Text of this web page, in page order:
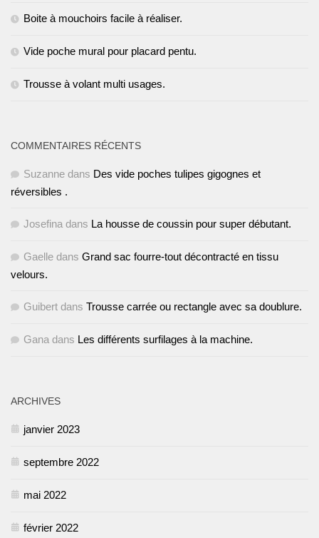
Boite à mouchoirs facile à réaliser.
Vide poche mural pour placard pentu.
Trousse à volant multi usages.
COMMENTAIRES RÉCENTS
Suzanne dans Des vide poches tulipes gigognes et
réversibles .
Josefina dans La housse de coussin pour super débutant.
Gaelle dans Grand sac fourre-tout décontracté en tissu
velours.
Guibert dans Trousse carrée ou rectangle avec sa doublure.
Gana dans Les différents surfilages à la machine.
ARCHIVES
janvier 2023
septembre 2022
mai 2022
février 2022